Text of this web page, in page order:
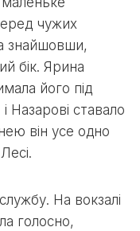
чужих
знайшовши,
бік. Ярина
його під
Назарові ставало
він усе одно
На вокзалі
голосно,